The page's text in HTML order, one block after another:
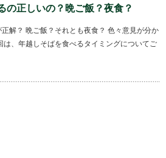
の正しいの？晩ご飯？夜食？
解？ 晩ご飯？それとも夜食？ 色々意見が分か
は、年越しそばを食べるタイミングについてご